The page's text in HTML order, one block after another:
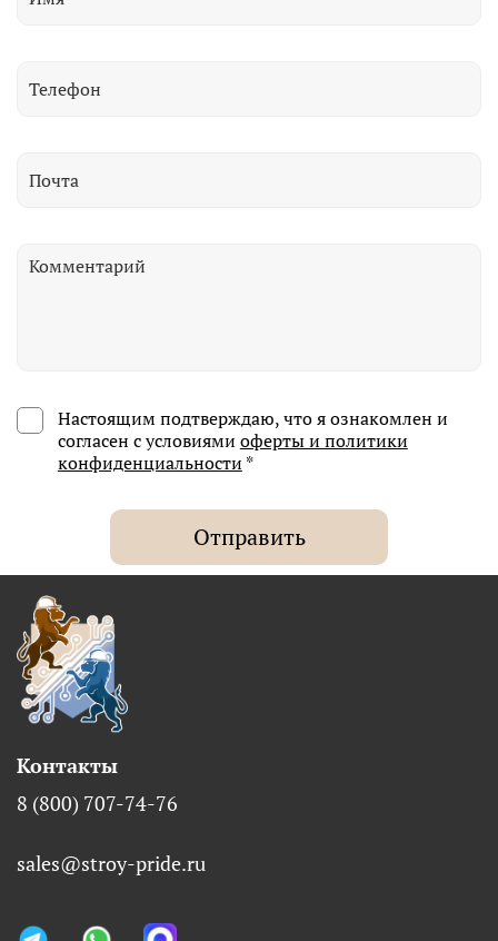
Настоящим подтверждаю, что я ознакомлен и
согласен с условиями оферты и политики
конфиденциальности *
Отправить
Контакты
8 (800) 707-74-76
sales@stroy-pride.ru